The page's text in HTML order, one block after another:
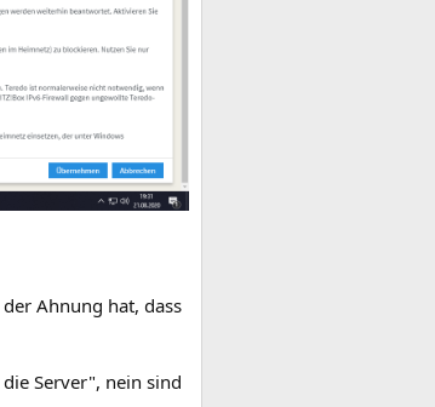
Ahnung hat, dass
Server", nein sind